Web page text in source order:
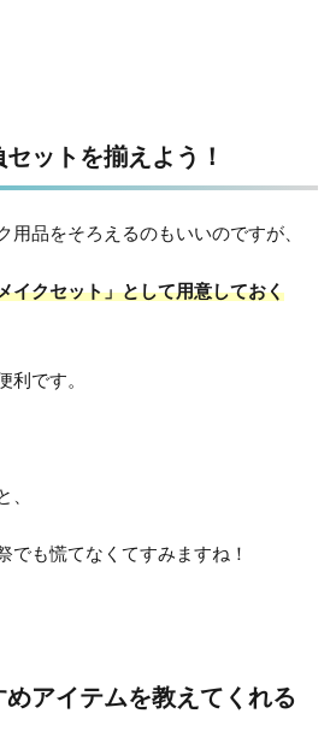
ットを揃えよう！
用品をそろえるのもいいのですが、
イクセット」として用意しておく
利です。
でも慌てなくてすみますね！
アイテムを教えてくれる